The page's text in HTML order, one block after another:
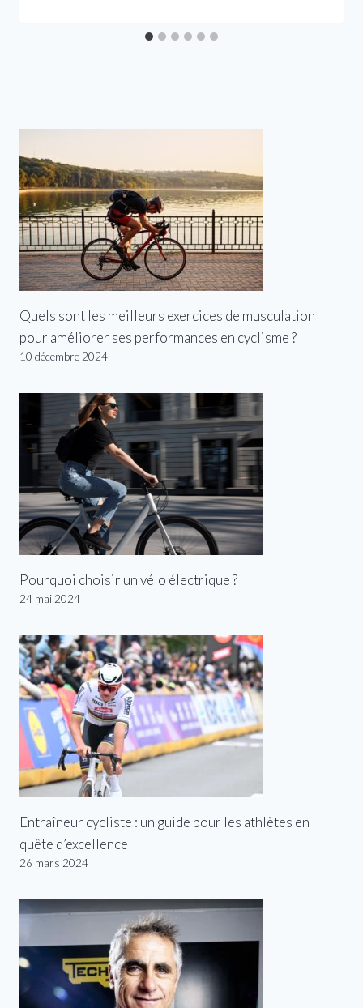
Quels sont les meilleurs exercices de musculation
pour améliorer ses performances en cyclisme ?
10 décembre 2024
Pourquoi choisir un vélo électrique ?
24 mai 2024
Entraîneur cycliste : un guide pour les athlètes en
quête d’excellence
26 mars 2024